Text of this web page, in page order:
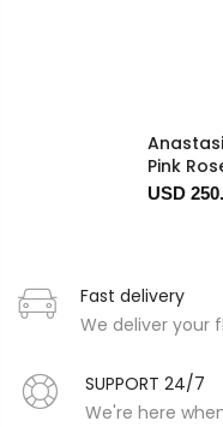
Pink
USD
Fast delivery
We deliver your
SUPPORT 24/7
We're here